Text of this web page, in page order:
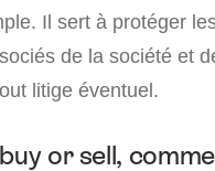
Il sert à protéger
de la société et
litige éventuel.
or sell,